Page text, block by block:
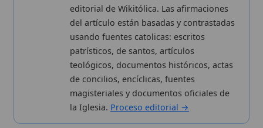
Wikitólica © 2026. Enciclopedia del patrimonio doctrinal,
Curso Católico,Buscador Católico yCustodio Animae. Con
analíticas anónimas. LicenciaCC BY-SA(texto). Editado en
Carlo Acutis.
Sobre nosotros
Proceso editorial
Publicación seriada
Datos abiertos
Estadísticas
Aviso legal
Política de privacidad
Categorias
Más visitados
Nuevas entradas
Cambios recientes
Aplicaciones
Kit de Prensa
Widgets para tu web